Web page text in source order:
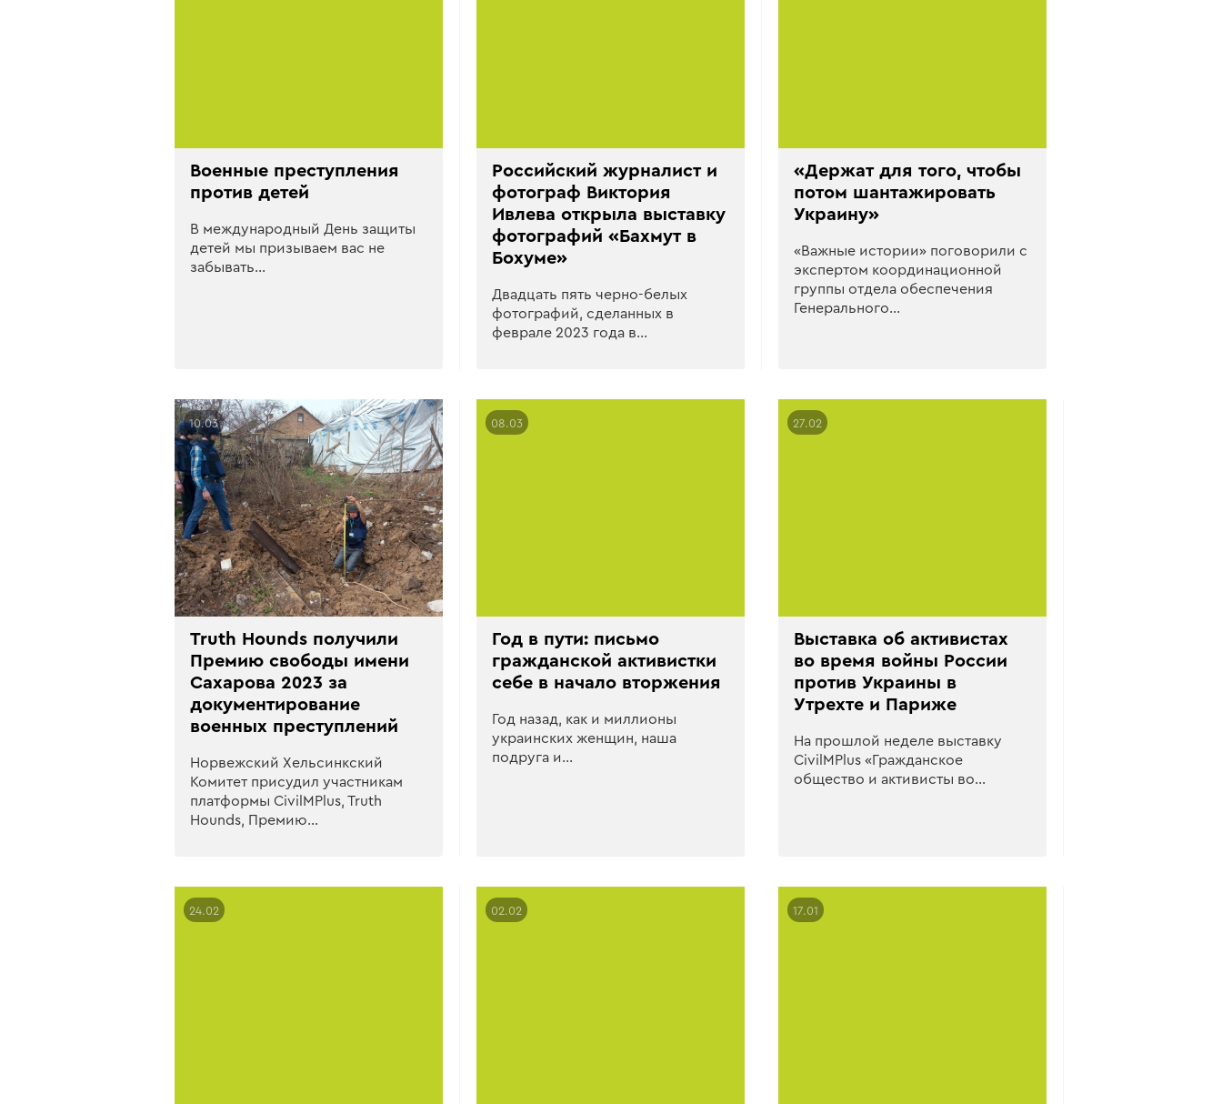
Военные преступления
против детей
В международный День защиты
детей мы призываем вас не
забывать…
Российский журналист и
фотограф Виктория
Ивлева открыла выставку
фотографий «Бахмут в
Бохуме»
Двадцать пять черно-белых
фотографий, сделанных в
феврале 2023 года в…
«Держат для того, чтобы
потом шантажировать
Украину»
«Важные истории» поговорили с
экспертом координационной
группы отдела обеспечения
Генерального…
10.03
Truth Hounds получили
Премию свободы имени
Сахарова 2023 за
документирование
военных преступлений
Норвежский Хельсинкский
Комитет присудил участникам
платформы CivilMPlus, Truth
Hounds, Премию…
08.03
Год в пути: письмо
гражданской активистки
себе в начало вторжения
Год назад, как и миллионы
украинских женщин, наша
подруга и…
27.02
Выставка об активистах
во время войны России
против Украины в
Утрехте и Париже
На прошлой неделе выставку
CivilMPlus «Гражданское
общество и активисты во…
24.02 02.02 17.01